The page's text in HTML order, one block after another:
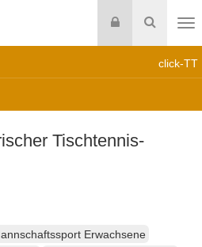
Suche
Login
click-TT
Tischtennis-
Erwachsene